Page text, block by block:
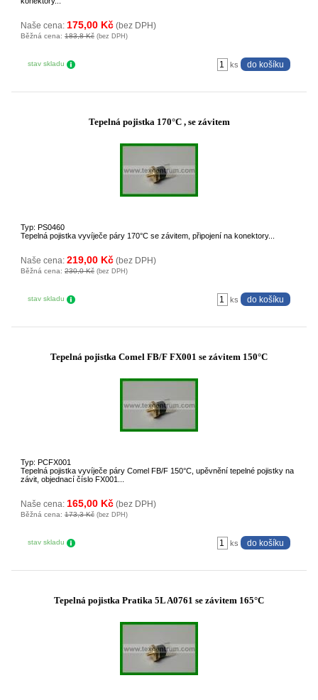
Naše cena: 175,00 Kč (bez DPH)
Běžná cena: 183,8 Kč (bez DPH)
stav skladu ks
Tepelná pojistka 170°C , se závitem
Typ: PS0460
Tepelná pojistka vyvíječe páry 170°C se závitem, připojení na konektory...
Naše cena: 219,00 Kč (bez DPH)
Běžná cena: 230,0 Kč (bez DPH)
stav skladu ks
Tepelná pojistka Comel FB/F FX001 se závitem 150°C
Typ: PCFX001
Tepelná pojistka vyvíječe páry Comel FB/F 150°C, upěvnění tepelné pojistky na
závit, objednací číslo FX001...
Naše cena: 165,00 Kč (bez DPH)
Běžná cena: 173,3 Kč (bez DPH)
stav skladu ks
Tepelná pojistka Pratika 5L A0761 se závitem 165°C